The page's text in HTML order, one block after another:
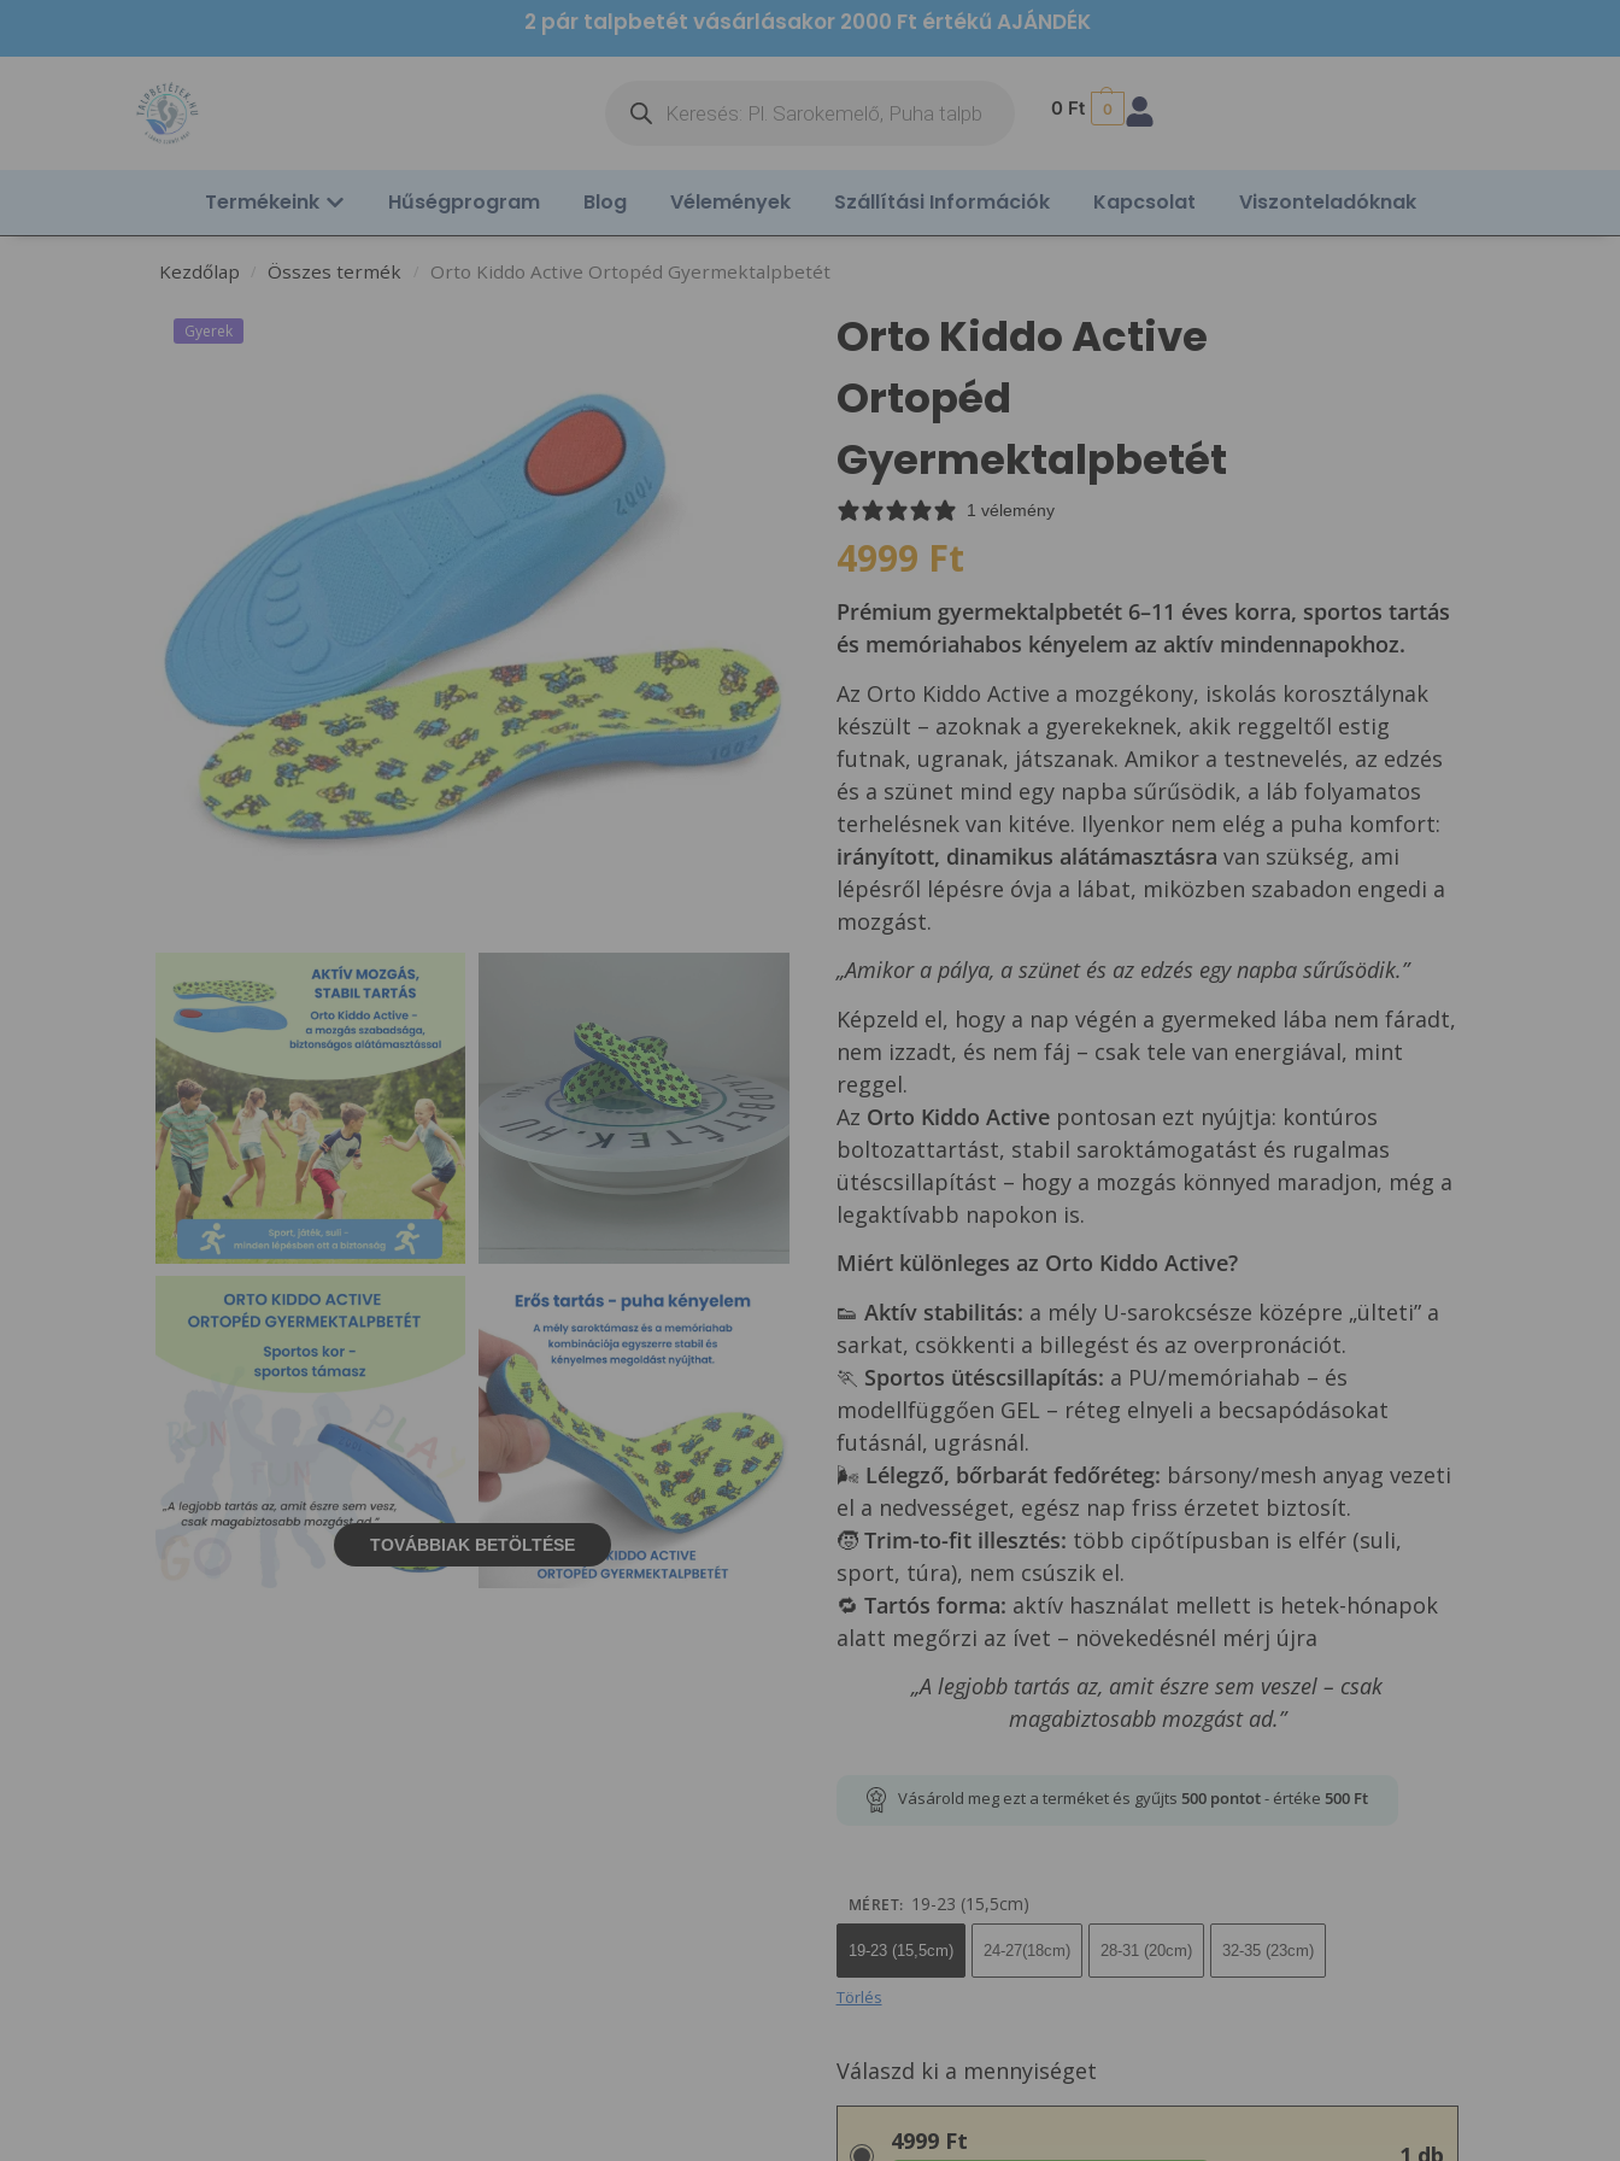
2 pár talpbetét vásárlásakor 2000 Ft értékű AJÁNDÉK
0 Ft 0
Termékeink Hűségprogram Blog Vélemények Szállítási Információk Kapcsolat Viszonteladóknak
Kezdőlap Összes termék Orto Kiddo Active Ortopéd Gyermektalpbetét
Gyerek
TOVÁBBIAK BETÖLTÉSE
Orto Kiddo Active
Ortopéd
Gyermektalpbetét
1 vélemény
4999 Ft
Prémium gyermektalpbetét 6–11 éves korra, sportos tartás
és memóriahabos kényelem az aktív mindennapokhoz.
Az Orto Kiddo Active a mozgékony, iskolás korosztálynak
készült – azoknak a gyerekeknek, akik reggeltől estig
futnak, ugranak, játszanak. Amikor a testnevelés, az edzés
és a szünet mind egy napba sűrűsödik, a láb folyamatos
terhelésnek van kitéve. Ilyenkor nem elég a puha komfort:
irányított, dinamikus alátámasztásra van szükség, ami
lépésről lépésre óvja a lábat, miközben szabadon engedi a
mozgást.
„Amikor a pálya, a szünet és az edzés egy napba sűrűsödik.”
Képzeld el, hogy a nap végén a gyermeked lába nem fáradt,
nem izzadt, és nem fáj – csak tele van energiával, mint
reggel.
Az Orto Kiddo Activepontosan ezt nyújtja: kontúros
boltozattartást, stabil saroktámogatást és rugalmas
ütéscsillapítást – hogy a mozgás könnyed maradjon, még a
legaktívabb napokon is.
Miért különleges az Orto Kiddo Active?
👟 Aktív stabilitás: a mély U-sarokcsésze középre „ülteti” a
sarkat, csökkenti a billegést és az overpronációt.
🏃 Sportos ütéscsillapítás: a PU/memóriahab – és
modellfüggően GEL – réteg elnyeli a becsapódásokat
futásnál, ugrásnál.
🌬️ Lélegző, bőrbarát fedőréteg: bársony/mesh anyag vezeti
el a nedvességet, egész nap friss érzetet biztosít.
🧒 Trim-to-fit illesztés: több cipőtípusban is elfér (suli,
sport, túra), nem csúszik el.
🔁 Tartós forma: aktív használat mellett is hetek-hónapok
alatt megőrzi az ívet – növekedésnél mérj újra
„A legjobb tartás az, amit észre sem veszel – csak
magabiztosabb mozgást ad.”
Vásárold meg ezt a terméket és gyűjts 500pontot- értéke 500 Ft
MÉRET: 19-23 (15,5cm)
19-23 (15,5cm) 24-27(18cm) 28-31 (20cm) 32-35 (23cm)
Törlés
Válaszd ki a mennyiséget
4999 Ft
1 db